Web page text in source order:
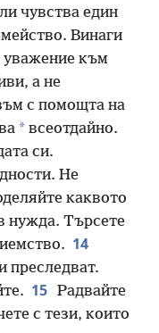
чувства един
Винаги
уважение към
а не
с помощта на
* всеотдайно.
си.
Не
каквото
нужда. Търсете
14
преследват.
15 Радвайте
с тези, които